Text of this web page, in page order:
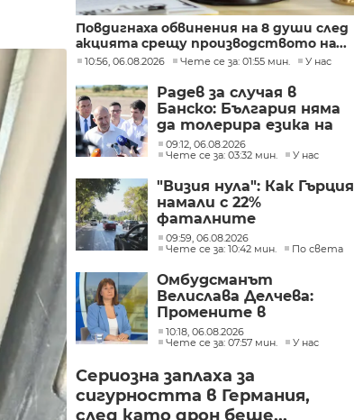
Повдигнаха обвинения на 8 души след
акцията срещу производството на...
10:56, 06.08.2026 Чете се за: 01:55 мин. У нас
Радев за случая в
Банско: България няма
да толерира езика на
омразата
09:12, 06.08.2026
Чете се за: 03:32 мин.
У нас
"Визия нула": Как Гърция
намали с 22%
фаталните
катастрофи по
пътищата в страната
09:59, 06.08.2026
Чете се за: 10:42 мин.
По света
Омбудсманът
Велислава Делчева:
Промените в
трудовото
законодателство не
през бюджета
10:18, 06.08.2026
Чете се за: 07:57 мин.
У нас
Сериозна заплаха за
сигурността в Германия,
след като дрон беше...